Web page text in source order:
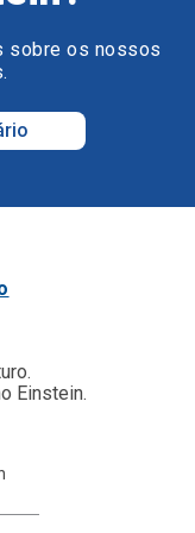
sobre os nossos
Einstein.